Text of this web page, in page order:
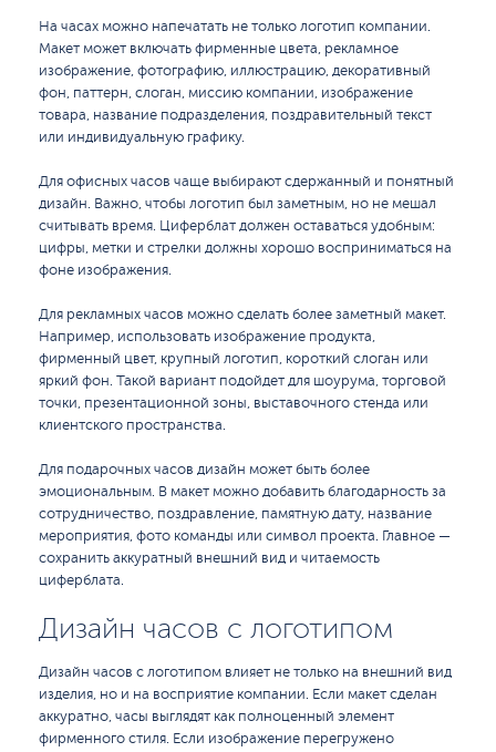
На часах можно напечатать не только логотип компании.
Макет может включать фирменные цвета, рекламное
изображение, фотографию, иллюстрацию, декоративный
фон, паттерн, слоган, миссию компании, изображение
товара, название подразделения, поздравительный текст
или индивидуальную графику.
Для офисных часов чаще выбирают сдержанный и понятный
дизайн. Важно, чтобы логотип был заметным, но не мешал
считывать время. Циферблат должен оставаться удобным:
цифры, метки и стрелки должны хорошо восприниматься на
фоне изображения.
Для рекламных часов можно сделать более заметный макет.
Например, использовать изображение продукта,
фирменный цвет, крупный логотип, короткий слоган или
яркий фон. Такой вариант подойдет для шоурума, торговой
точки, презентационной зоны, выставочного стенда или
клиентского пространства.
Для подарочных часов дизайн может быть более
эмоциональным. В макет можно добавить благодарность за
сотрудничество, поздравление, памятную дату, название
мероприятия, фото команды или символ проекта. Главное —
сохранить аккуратный внешний вид и читаемость
циферблата.
Дизайн часов с логотипом
Дизайн часов с логотипом влияет не только на внешний вид
изделия, но и на восприятие компании. Если макет сделан
аккуратно, часы выглядят как полноценный элемент
фирменного стиля. Если изображение перегружено